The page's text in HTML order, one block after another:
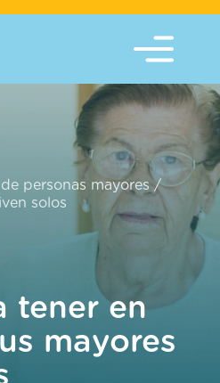
personas mayores /
solos
tener en
mayores